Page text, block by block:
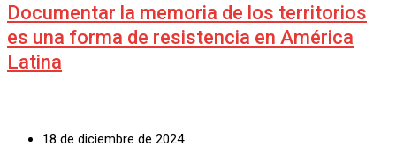
Documentar la memoria de los territorios
es una forma de resistencia en América
Latina
18 de diciembre de 2024